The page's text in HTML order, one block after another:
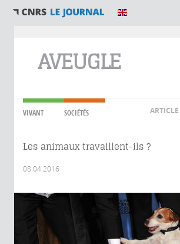
AVEUGLE
VIVANT SOCIÉTÉS ARTICLE
Les animaux travaillent-ils ?
08.04.2016